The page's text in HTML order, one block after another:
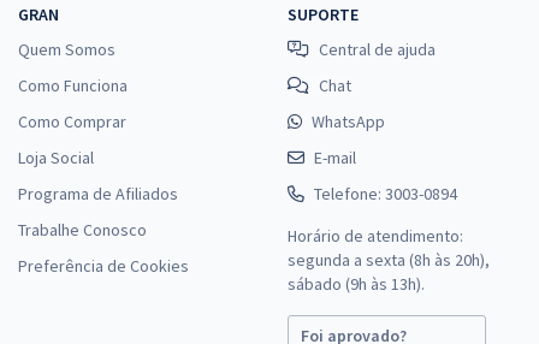
GRAN
Quem Somos
Como Funciona
Como Comprar
Loja Social
Programa de Afiliados
Trabalhe Conosco
Preferência de Cookies
SUPORTE
Central de ajuda
Chat
WhatsApp
E-mail
Telefone: 3003-0894
Horário de atendimento:
segunda a sexta (8h às 20h),
sábado (9h às 13h).
Foi aprovado?